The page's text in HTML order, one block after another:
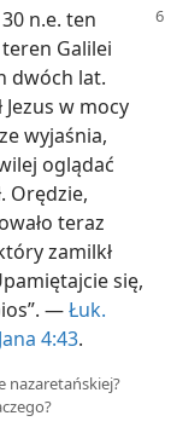
n.e. ten
Galilei
dwóch lat.
w mocy
wyjaśnia,
oglądać
Orędzie,
teraz
zamilkł
się,
—Łuk.
Jana 4:43.
nazaretańskiej?